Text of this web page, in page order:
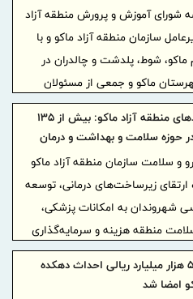
شورای آموزش و پرورش منطقه آزاد
سازمان منطقه آزاد ماکو و با
ماکو، شوط، پلدشت و چالدران در
ماکو و جمعی از مسئولان
آزاد ماکو برگزار شد.
از محل درآمدهای منطقه آزاد ماکو: بیش از ۱۳۵
در حوزه سلامت و بهداشت و درمان
و سلامت سازمان منطقه آزاد ماکو
زیرساخت‌های درمانی، توسعه
شهروندان به امکانات پزشکی،
حوزه سلامت منطقه هزینه و سرمایه‌گذاری
تفاهم‌نامه ۵۰ هزار میلیارد ریالی احداث دهکده
امضا شد